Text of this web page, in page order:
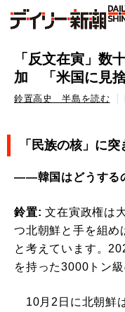
「反文在寅」数
加 「米国に見
鈴置高史 半島を読む
「民族の核」に
――韓国はどうする
鈴置:文在寅政権は
つ北朝鮮と手を組め
と考えています。
を持った3000トン
10月2日に北朝鮮